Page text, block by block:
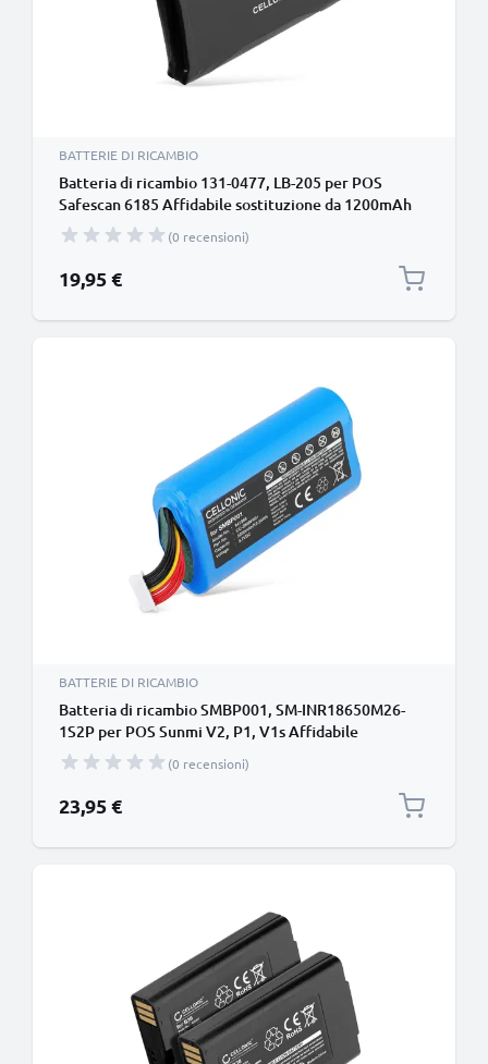
BATTERIE DI RICAMBIO
Batteria di ricambio 131-0477, LB-205 per POS
Safescan 6185 Affidabile sostituzione da 1200mAh
131-0477, LB-205 per terminale di pagamento
(0 recensioni)
19,95 €
BATTERIE DI RICAMBIO
Batteria di ricambio SMBP001, SM-INR18650M26-
1S2P per POS Sunmi V2, P1, V1s Affidabile
sostituzione da 5200mAh per terminale di
pagamento
(0 recensioni)
23,95 €